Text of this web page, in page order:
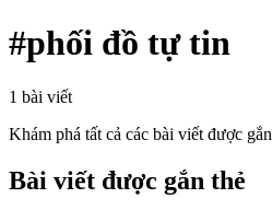
#phối đồ tự tin
1 bài viết
Khám phá tất cả các bài viết được
Bài viết được gắn thẻ